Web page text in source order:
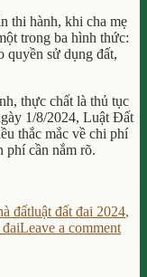
thi hành, khi cha mẹ
trong ba hình thức:
quyền sử dụng đất,
thực chất là thủ tục
1/8/2024, Luật Đất
thắc mắc về chi phí
phí cần nắm rõ.
đấtTags
luật đất đai 2024,
đaiLeave a commenton